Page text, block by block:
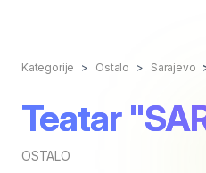
Kategorije Ostalo Sarajevo
Teatar
OSTALO